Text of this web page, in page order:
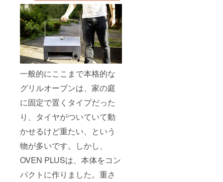
一般的にここまで本格的な
グリルオーブンは、家の庭
に固定で置くタイプだった
り、タイヤがついていて動
かせるけど重たい、という
物が多いです。しかし、
OVEN PLUSは、本体をコン
パクトに作りました。重さ